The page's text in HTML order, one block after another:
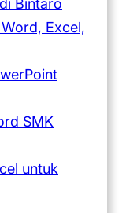
Bintaro
Excel,
SMK
untuk